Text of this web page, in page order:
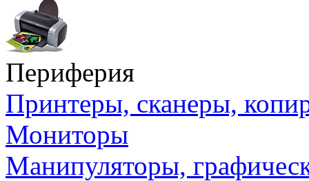
Периферия
Принтеры, сканеры,
Мониторы
Манипуляторы,